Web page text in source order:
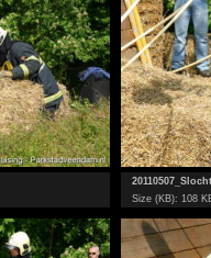
Size (KB): 108